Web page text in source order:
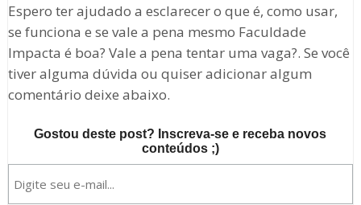
Espero ter ajudado a esclarecer o que é, como usar,
se funciona e se vale a pena mesmo Faculdade
Impacta é boa? Vale a pena tentar uma vaga?. Se você
tiver alguma dúvida ou quiser adicionar algum
comentário deixe abaixo.
Gostou deste post? Inscreva-se e receba novos
conteúdos ;)